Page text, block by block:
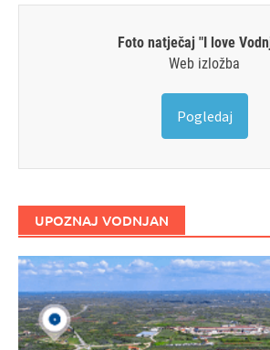
Foto natječaj "I love
Web izložba
Pogledaj
UPOZNAJ VODNJAN